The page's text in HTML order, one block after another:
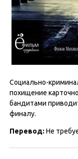
Социально-
похищение
бандитами
финалу.
Перевод: Не